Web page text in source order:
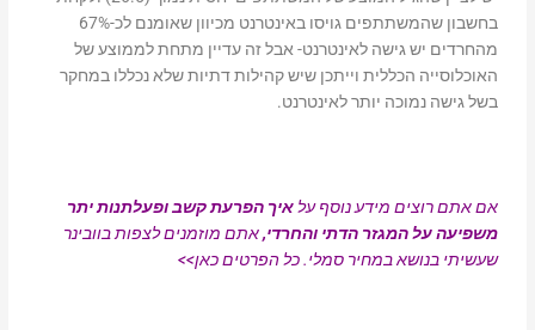
בחשבון שהמשתתפים גויסו באינטרנט מכיוון שאומנם לכ-67%
מהחרדים יש גישה לאינטרנט- אבל זה עדיין מתחת לממוצע של
האוכלוסייה הכללית וייתכן שיש קהילות דתיות שלא נכללו במחקר
בשל גישה נמוכה יותר לאינטרנט.
אם אתם רוצים מידע נוסף עלאיך הפרעת קשב ופעלתנות יתר
משפיעה על המגזר הדתי והחרדי,אתם מוזמנים לצפות בוובינר
שעשיתי בנושא במחיר סמלי.כל הפרטים כאן>>